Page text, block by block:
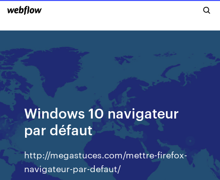
Windows 10 navigateur
par défaut
http://megastuces.com/mettre-firefox-
navigateur-par-defaut/